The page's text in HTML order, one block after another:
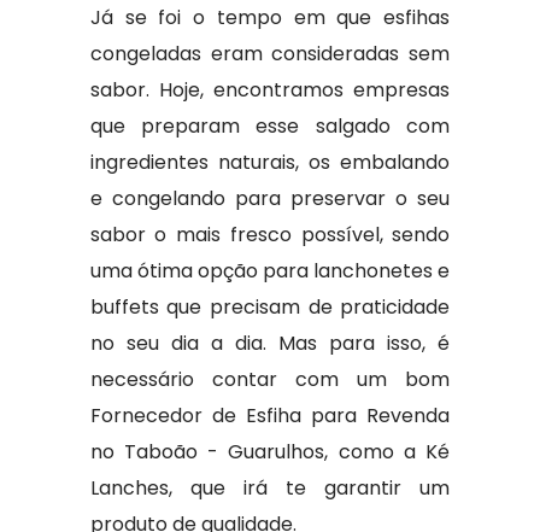
Já se foi o tempo em que esfihas
congeladas eram consideradas sem
sabor. Hoje, encontramos empresas
que preparam esse salgado com
ingredientes naturais, os embalando
e congelando para preservar o seu
sabor o mais fresco possível, sendo
uma ótima opção para lanchonetes e
buffets que precisam de praticidade
no seu dia a dia. Mas para isso, é
necessário contar com um bom
Fornecedor de Esfiha para Revenda
no Taboão - Guarulhos, como a Ké
Lanches, que irá te garantir um
produto de qualidade.